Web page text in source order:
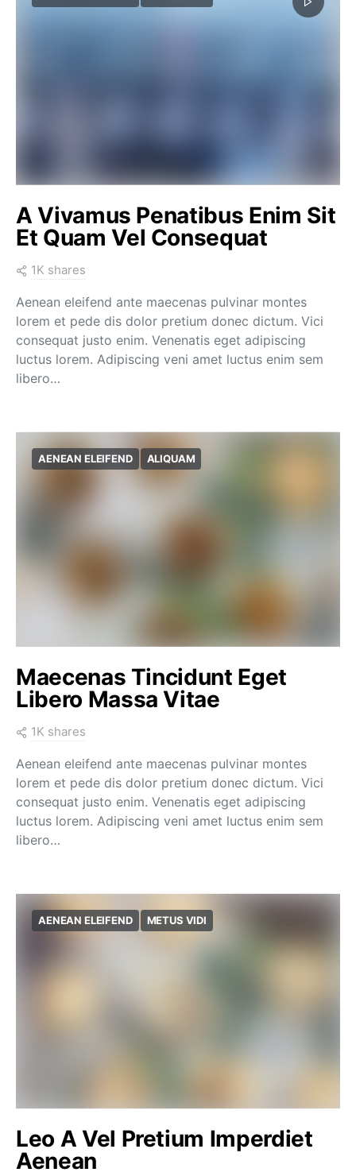
A Vivamus Penatibus Enim Sit
Et Quam Vel Consequat
1K shares
Aenean eleifend ante maecenas pulvinar montes
lorem et pede dis dolor pretium donec dictum. Vici
consequat justo enim. Venenatis eget adipiscing
luctus lorem. Adipiscing veni amet luctus enim sem
libero…
AENEAN ELEIFEND ALIQUAM
Maecenas Tincidunt Eget
Libero Massa Vitae
1K shares
Aenean eleifend ante maecenas pulvinar montes
lorem et pede dis dolor pretium donec dictum. Vici
consequat justo enim. Venenatis eget adipiscing
luctus lorem. Adipiscing veni amet luctus enim sem
libero…
AENEAN ELEIFEND METUS VIDI
Leo A Vel Pretium Imperdiet
Aenean